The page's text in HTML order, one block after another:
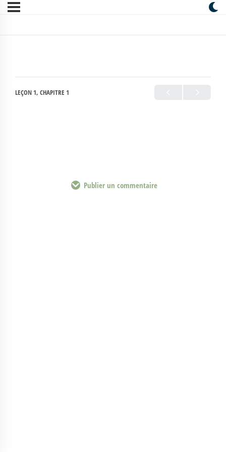
LEÇON 1, CHAPITRE 1
Publier un commentaire